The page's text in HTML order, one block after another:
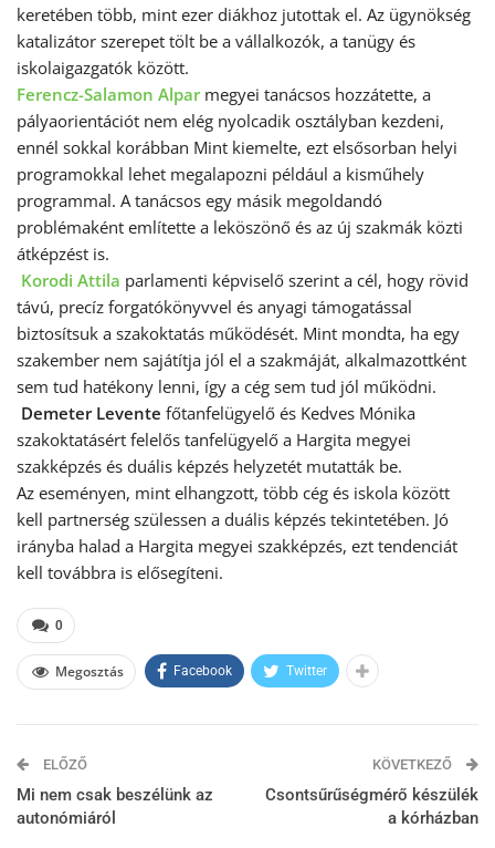
keretében több, mint ezer diákhoz jutottak el. Az ügynökség
katalizátor szerepet tölt be a vállalkozók, a tanügy és
iskolaigazgatók között.
Ferencz-Salamon Alparmegyei tanácsos hozzátette, a
pályaorientációt nem elég nyolcadik osztályban kezdeni,
ennél sokkal korábban Mint kiemelte, ezt elsősorban helyi
programokkal lehet megalapozni például a kisműhely
programmal. A tanácsos egy másik megoldandó
problémaként említette a leköszönő és az új szakmák közti
átképzést is.
Korodi Attila parlamenti képviselő szerint a cél, hogy rövid
távú, precíz forgatókönyvvel és anyagi támogatással
biztosítsuk a szakoktatás működését. Mint mondta, ha egy
szakember nem sajátítja jól el a szakmáját, alkalmazottként
sem tud hatékony lenni, így a cég sem tud jól működni.
Demeter Levente főtanfelügyelő és Kedves Mónika
szakoktatásért felelős tanfelügyelő a Hargita megyei
szakképzés és duális képzés helyzetét mutatták be.
Az eseményen, mint elhangzott, több cég és iskola között
kell partnerség szülessen a duális képzés tekintetében. Jó
irányba halad a Hargita megyei szakképzés, ezt tendenciát
kell továbbra is elősegíteni.
0
Megosztás Facebook Twitter
ELŐZŐ
Mi nem csak beszélünk az
autonómiáról
KÖVETKEZŐ
Csontsűrűségmérő készülék
a kórházban